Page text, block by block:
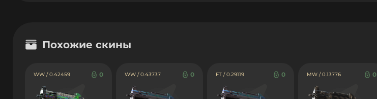
Похожие скины
WW / 0.42459 0 WW / 0.43737 0 FT / 0.29119 0 MW / 0.13776 0